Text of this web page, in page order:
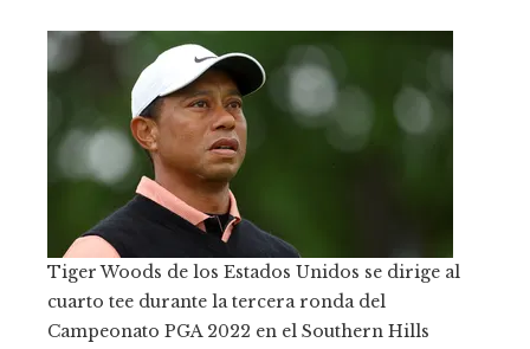
Tiger Woods de los Estados Unidos se dirige al
cuarto tee durante la tercera ronda del
Campeonato PGA 2022 en el Southern Hills